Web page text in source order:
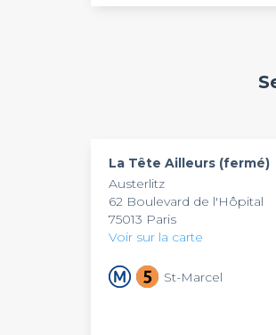
La Tête Ailleurs (fermé)
Austerlitz
62 Boulevard de l'Hôpital
75013 Paris
Voir sur la carte
St-Marcel